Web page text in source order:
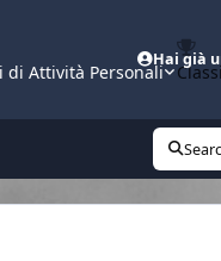
di Attività Personali
Hai già